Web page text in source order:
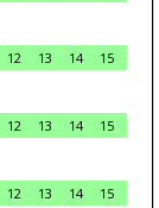
12 13 14
15
12 13 14
15
12 13 14
15